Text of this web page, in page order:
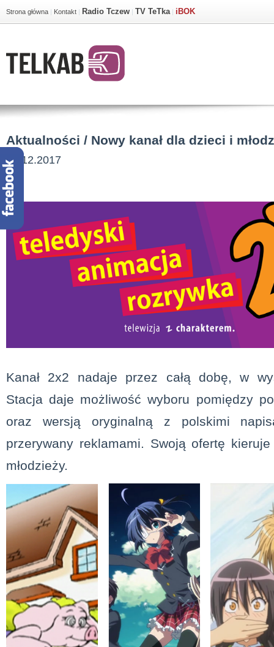
Strona główna | Kontakt | Radio Tczew | TV TeTka | iBOK
Aktualności / Nowy kanał dla dzieci i
05.12.2017
Kanał 2x2 nadaje przez całą dobę, w
Stacja daje możliwość wyboru pomiędzy
oraz wersją oryginalną z polskimi
przerywany reklamami. Swoją ofertę
młodzieży.